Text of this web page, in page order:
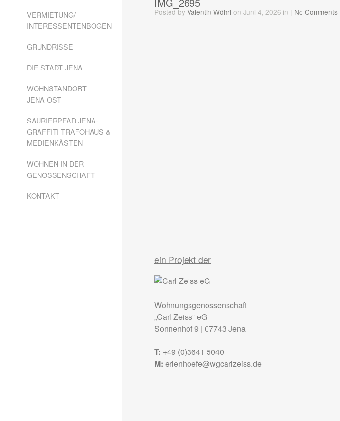
VERMIETUNG/
INTERESSENTENBOGEN
GRUNDRISSE
DIE STADT JENA
WOHNSTANDORT
JENA OST
SAURIERPFAD JENA-
GRAFFITI TRAFOHAUS &
MEDIENKÄSTEN
WOHNEN IN DER
GENOSSENSCHAFT
KONTAKT
Postedby Valentin Wöhrl on Juni 4, 2026 in | No Comments
ein Projekt der
Wohnungsgenossenschaft
„Carl Zeiss“ eG
Sonnenhof 9 | 07743 Jena
T: +49 (0)3641 5040
M: erlenhoefe@wgcarlzeiss.de